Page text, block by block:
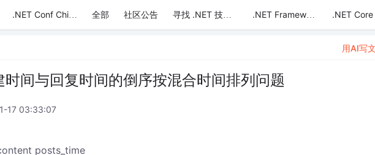
.NET Conf China 全部 社区公告 寻找 .NET 技术达人 .NET Framework .NET Core
间与回复时间的倒序按混合时间排列问题
17 03:33:07
posts_time
用AI写